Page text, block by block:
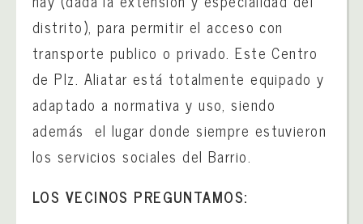
distrito), para permitir el acceso con
transporte publico o privado. Este Centro
de Plz. Aliatar está totalmente equipado y
adaptado a normativa y uso, siendo
además el lugar donde siempre estuvieron
los servicios sociales del Barrio.
LOS VECINOS PREGUNTAMOS: